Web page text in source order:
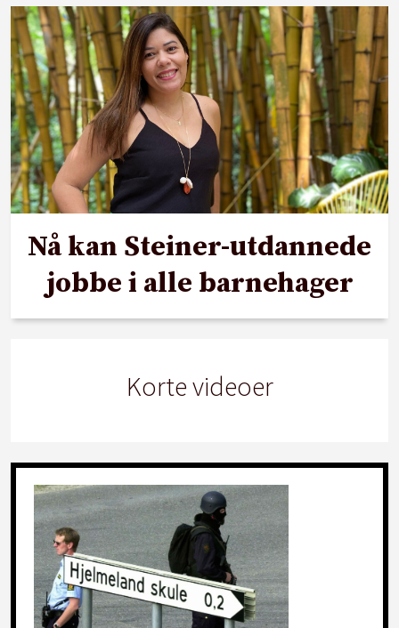
Nå kan Steiner-utdannede
jobbe i alle barnehager
Korte videoer